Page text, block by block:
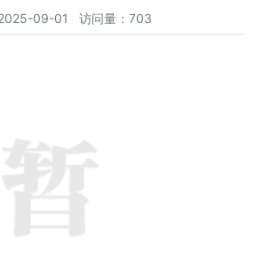
09-01 访问量：703